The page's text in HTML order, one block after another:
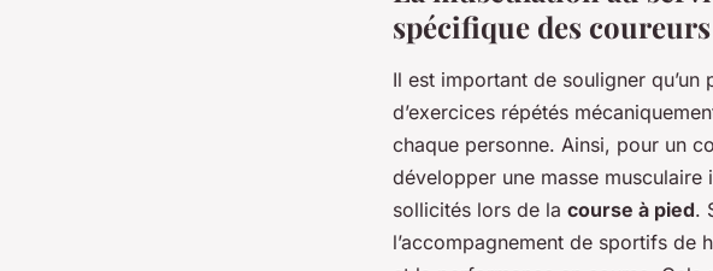
spécifique des
Il est important de souligner
d’exercices répétés
chaque personne. Ainsi, pour un
développer une masse
sollicités lors de la course à pied.
l’accompagnement de sportifs de